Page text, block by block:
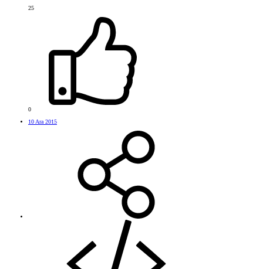
25
0
10 Ara 2015